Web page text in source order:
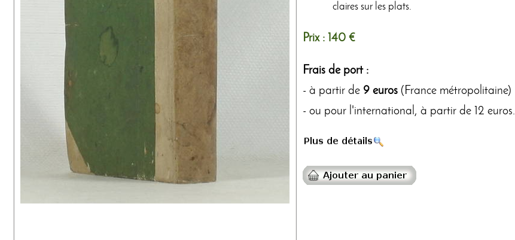
claires sur les plats.
Prix : 140 €
Frais de port :
- à partir de 9 euros (France métropolitaine)
- ou pour l'international, à partir de 12 euros.